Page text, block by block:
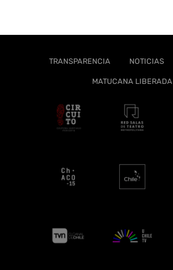
TRANSPARENCIA NOTICIAS
MATUCANA LIBERADA